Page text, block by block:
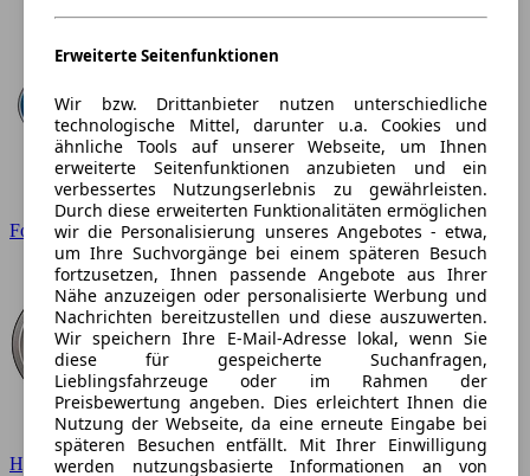
Ford
Hyundai
Erweiterte Seitenfunktionen
Wir bzw. Drittanbieter nutzen unterschiedliche
technologische Mittel, darunter u.a. Cookies und
ähnliche Tools auf unserer Webseite, um Ihnen
erweiterte Seitenfunktionen anzubieten und ein
verbessertes Nutzungserlebnis zu gewährleisten.
Durch diese erweiterten Funktionalitäten ermöglichen
wir die Personalisierung unseres Angebotes - etwa,
um Ihre Suchvorgänge bei einem späteren Besuch
fortzusetzen, Ihnen passende Angebote aus Ihrer
Nähe anzuzeigen oder personalisierte Werbung und
Nachrichten bereitzustellen und diese auszuwerten.
Wir speichern Ihre E-Mail-Adresse lokal, wenn Sie
diese für gespeicherte Suchanfragen,
Lieblingsfahrzeuge oder im Rahmen der
Preisbewertung angeben. Dies erleichtert Ihnen die
Nutzung der Webseite, da eine erneute Eingabe bei
späteren Besuchen entfällt. Mit Ihrer Einwilligung
werden nutzungsbasierte Informationen an von